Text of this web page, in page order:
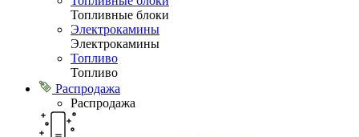
Топливные блоки
Электрокамины
Электрокамины
Топливо
Топливо
Распродажа
Распродажа